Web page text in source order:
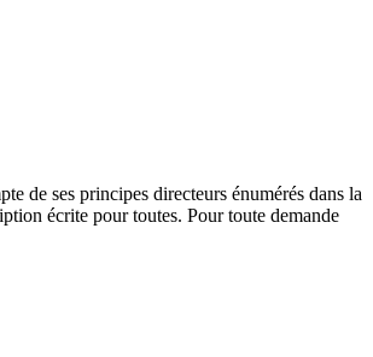
de ses principes directeurs énumérés dans la
écrite pour toutes. Pour toute demande